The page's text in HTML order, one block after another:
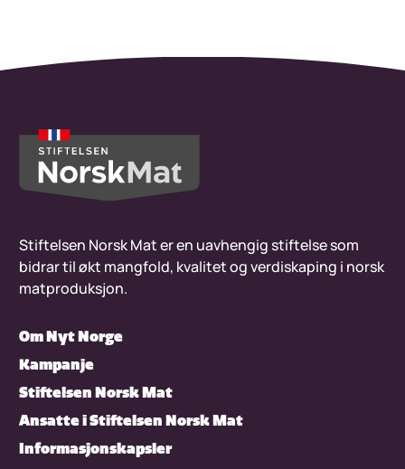
Stiftelsen Norsk Mat er en uavhengig stiftelse som
bidrar til økt mangfold, kvalitet og verdiskaping i norsk
matproduksjon.
Om Nyt Norge
Kampanje
Stiftelsen Norsk Mat
Ansatte i Stiftelsen Norsk Mat
Informasjonskapsler